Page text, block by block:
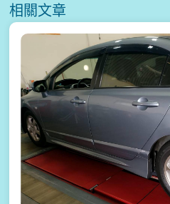
相關文章